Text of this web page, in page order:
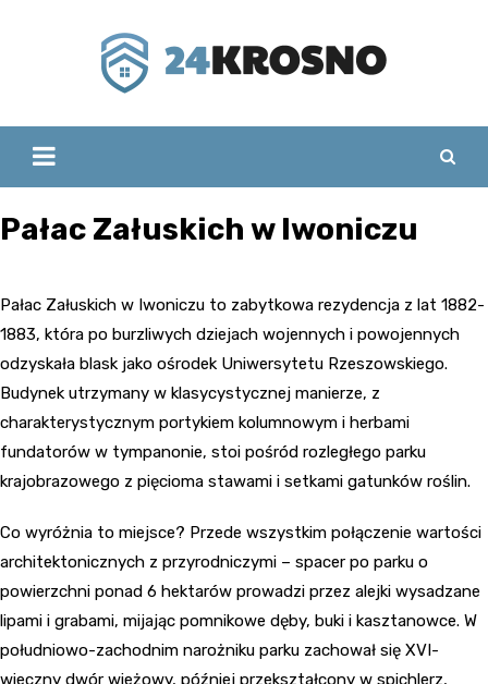
Pałac Załuskich w Iwoniczu
Pałac Załuskich w Iwoniczu to zabytkowa rezydencja z lat 1882-
1883, która po burzliwych dziejach wojennych i powojennych
odzyskała blask jako ośrodek Uniwersytetu Rzeszowskiego.
Budynek utrzymany w klasycystycznej manierze, z
charakterystycznym portykiem kolumnowym i herbami
fundatorów w tympanonie, stoi pośród rozległego parku
krajobrazowego z pięcioma stawami i setkami gatunków roślin.
Co wyróżnia to miejsce? Przede wszystkim połączenie wartości
architektonicznych z przyrodniczymi – spacer po parku o
powierzchni ponad 6 hektarów prowadzi przez alejki wysadzane
lipami i grabami, mijając pomnikowe dęby, buki i kasztanowce. W
południowo-zachodnim narożniku parku zachował się XVI-